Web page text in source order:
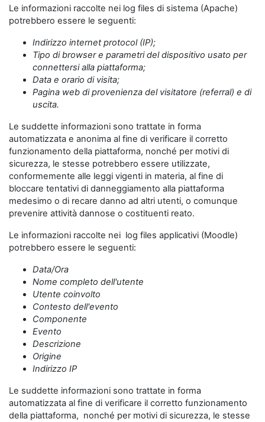
Le informazioni raccolte nei log files di sistema (Apache)
potrebbero essere le seguenti:
Indirizzo internet protocol (IP);
Tipo di browser e parametri del dispositivo usato per
connettersi alla piattaforma;
Data e orario di visita;
Pagina web di provenienza del visitatore (referral) e di
uscita.
Le suddette informazioni sono trattate in forma
automatizzata e anonima al fine di verificare il corretto
funzionamento della piattaforma, nonché per motivi di
sicurezza, le stesse potrebbero essere utilizzate,
conformemente alle leggi vigenti in materia, al fine di
bloccare tentativi di danneggiamento alla piattaforma
medesimo o di recare danno ad altri utenti, o comunque
prevenire attività dannose o costituenti reato.
Le informazioni raccolte nei log files applicativi (Moodle)
potrebbero essere le seguenti:
Data/Ora
Nome completo dell'utente
Utente coinvolto
Contesto dell'evento
Componente
Evento
Descrizione
Origine
Indirizzo IP
Le suddette informazioni sono trattate in forma
automatizzata al fine di verificare il corretto funzionamento
della piattaforma, nonché per motivi di sicurezza, le stesse